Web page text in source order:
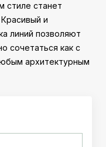
стиле станет
и
линий позволяют
сочетаться как с
архитектурным